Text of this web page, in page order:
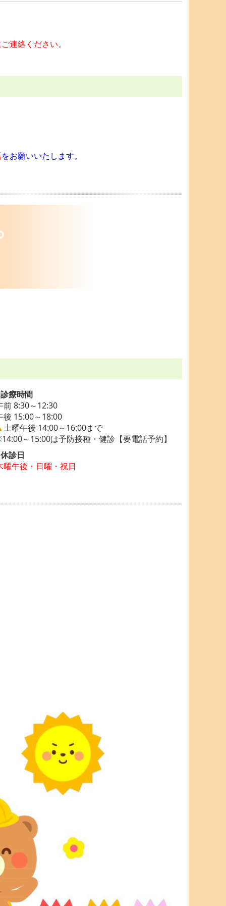
連絡ください。
をお願いいたします。
療時間
前 8:30～12:30
後 15:00～18:00
土曜午後 14:00～16:00まで
14:00～15:00は予防接種・健診【要電話予約】
診日
曜午後・日曜・祝日